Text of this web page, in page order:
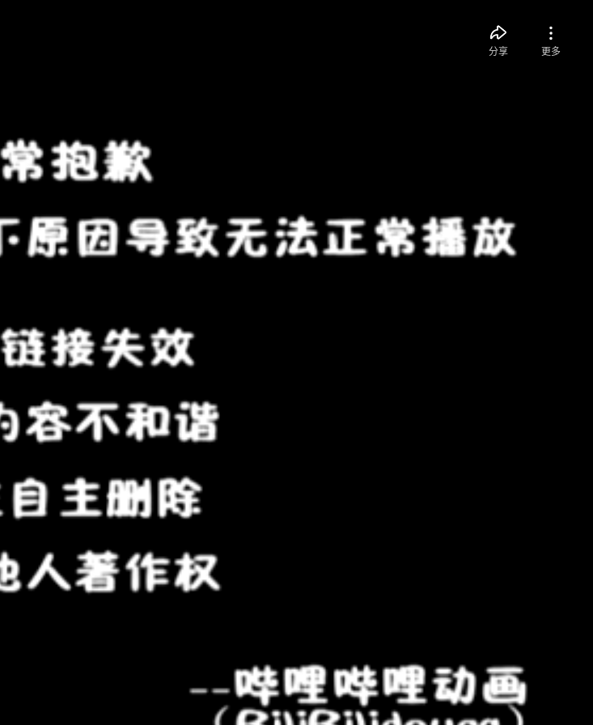
分享 更多